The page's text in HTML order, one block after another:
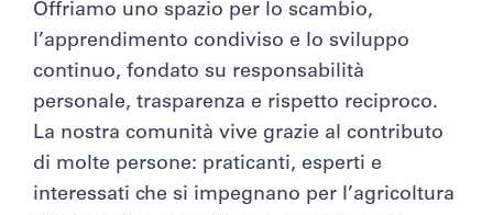
Offriamo uno spazio per lo scambio,
l’apprendimento condiviso e lo sviluppo
continuo, fondato su responsabilità
personale, trasparenza e rispetto reciproco.
La nostra comunità vive grazie al contributo
di molte persone: praticanti, esperti e
interessati che si impegnano per l’agricoltura